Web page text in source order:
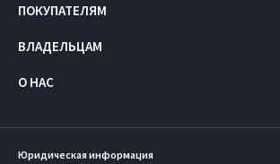
ПОКУПАТЕЛЯМ
ВЛАДЕЛЬЦАМ
О НАС
Юридическая информация